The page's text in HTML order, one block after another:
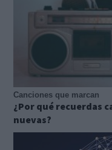
Canciones que marcan
¿Por qué recuerdas
nuevas?